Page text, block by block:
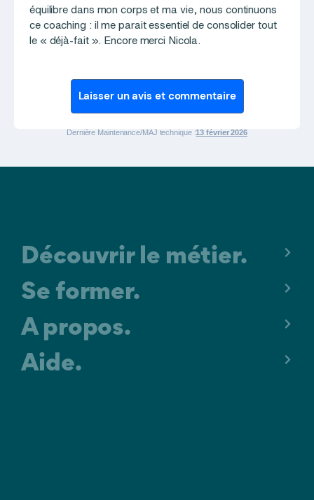
équilibre dans mon corps et ma vie, nous continuons
ce coaching : il me parait essentiel de consolider tout
le « déjà-fait ». Encore merci Nicola.
Laisser un avis et commentaire
Dernière Maintenance/MAJ technique :13 février 2026
Découvrir le métier.
Se former.
A propos.
Aide.